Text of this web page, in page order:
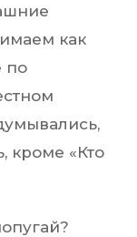
как
по
кроме «Кто